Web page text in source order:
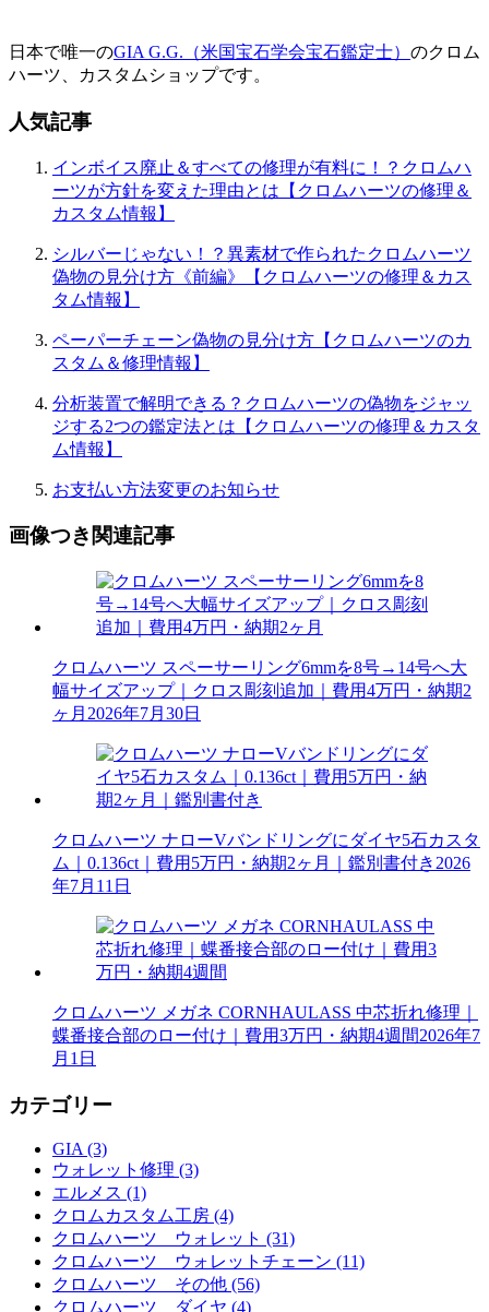
日本で唯一のGIA G.G.（米国宝石学会宝石鑑定士） のクロム
ハーツ、カスタムショップです。
人気記事
インボイス廃止＆すべての修理が有料に！？クロムハ
ーツが方針を変えた理由とは【クロムハーツの修理＆
カスタム情報】
シルバーじゃない！？異素材で作られたクロムハーツ
偽物の見分け方《前編》【クロムハーツの修理＆カス
タム情報】
ペーパーチェーン偽物の見分け方【クロムハーツのカ
スタム＆修理情報】
分析装置で解明できる？クロムハーツの偽物をジャッ
ジする2つの鑑定法とは【クロムハーツの修理＆カスタ
ム情報】
お支払い方法変更のお知らせ
画像つき関連記事
クロムハーツ スペーサーリング6mmを8号→14号へ大
幅サイズアップ｜クロス彫刻追加｜費用4万円・納期2
ヶ月 2026年7月30日
クロムハーツ ナローVバンドリングにダイヤ5石カスタ
ム｜0.136ct｜費用5万円・納期2ヶ月｜鑑別書付き 2026
年7月11日
クロムハーツ メガネ CORNHAULASS 中芯折れ修理｜
蝶番接合部のロー付け｜費用3万円・納期4週間2026年7
月1日
カテゴリー
GIA (3)
ウォレット修理 (3)
エルメス (1)
クロムカスタム工房 (4)
クロムハーツ ウォレット (31)
クロムハーツ ウォレットチェーン (11)
クロムハーツ その他 (56)
クロムハーツ ダイヤ (4)